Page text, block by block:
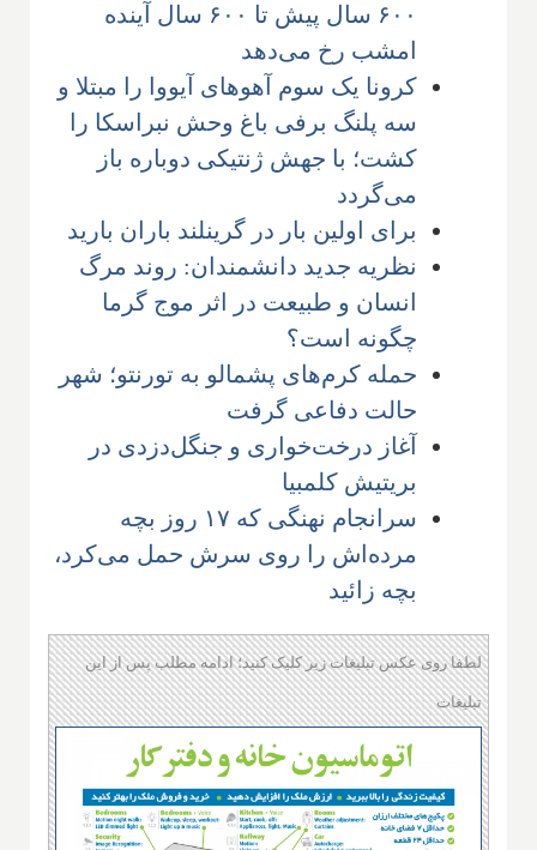
۶۰۰ سال پیش تا ۶۰۰ سال آینده
امشب رخ می‌دهد
کرونا یک سوم آهوهای آیووا را مبتلا و
سه پلنگ برفی باغ وحش نبراسکا را
کشت؛ با جهش ژنتیکی دوباره باز
می‌گردد
برای اولین بار در گرینلند باران بارید
نظریه جدید دانشمندان: روند مرگ
انسان و طبیعت در اثر موج گرما
چگونه است؟
حمله کرم‌های پشمالو به تورنتو؛ شهر
حالت دفاعی گرفت
آغاز درخت‌خواری و جنگل‌دزدی در
بریتیش کلمبیا
سرانجام نهنگی که ۱۷ روز بچه
مرده‌اش را روی سرش حمل می‌کرد،
بچه زائید
لطفا روی عکس تبلیغات زیر کلیک کنید؛ ادامه مطلب پس از این
تبلیغات